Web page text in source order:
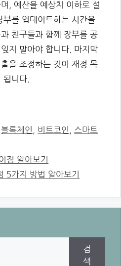
, 예산을 예상치 이하로 설
부를 업데이트하는 시간을
친구들과 함께 장부를 공
지 말아야 합니다. 마지막
을 조정하는 것이 재정 목
니다.
,블록체인 비트코인
스마트
점 알아보기
5가지 방법 알아보기
검
색